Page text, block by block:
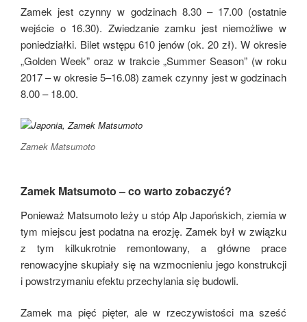
Zamek jest czynny w godzinach 8.30 – 17.00 (ostatnie
wejście o 16.30). Zwiedzanie zamku jest niemożliwe w
poniedziałki. Bilet wstępu 610 jenów (ok. 20 zł). W okresie
„Golden Week” oraz w trakcie „Summer Season” (w roku
2017 – w okresie 5–16.08) zamek czynny jest w godzinach
8.00 – 18.00.
Zamek Matsumoto
Zamek Matsumoto – co warto zobaczyć?
Ponieważ Matsumoto leży u stóp Alp Japońskich, ziemia w
tym miejscu jest podatna na erozję. Zamek był w związku
z tym kilkukrotnie remontowany, a główne prace
renowacyjne skupiały się na wzmocnieniu jego konstrukcji
i powstrzymaniu efektu przechylania się budowli.
Zamek ma pięć pięter, ale w rzeczywistości ma sześć